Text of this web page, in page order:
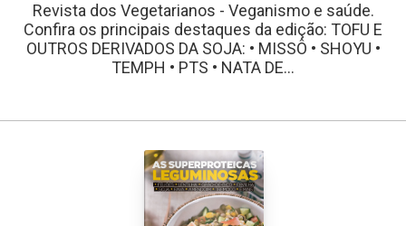
Revista dos Vegetarianos - Veganismo e saúde.
Confira os principais destaques da edição: TOFU E
OUTROS DERIVADOS DA SOJA: • MISSÔ • SHOYU •
TEMPH • PTS • NATA DE...